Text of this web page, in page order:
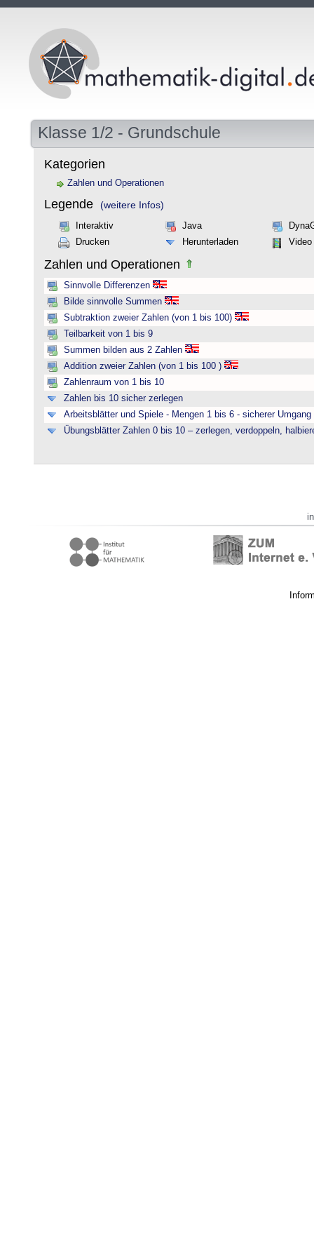
Klasse 1/2 - Grundschule
Kategorien
Zahlen und Operationen
Legende (weitere Infos)
Interaktiv Java
Drucken
Herunterladen Video
Zahlen und Operationen
Sinnvolle Differenzen
Bilde sinnvolle Summen
Subtraktion zweier Zahlen (von 1 bis 100)
Teilbarkeit von 1 bis 9
Summen bilden aus 2 Zahlen
Addition zweier Zahlen (von 1 bis 100 )
Zahlenraum von 1 bis 10
Zahlen bis 10 sicher zerlegen
Arbeitsblätter und Spiele - Mengen 1 bis 6 - sicherer Umgang
Übungsblätter Zahlen 0 bis 10 – zerlegen, verdoppeln,